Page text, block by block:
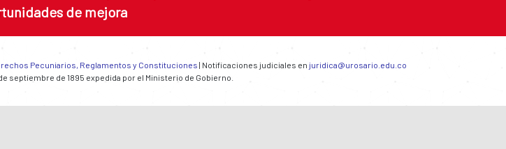
de mejora
Pecuniarios, Reglamentos y Constituciones | Notificaciones judiciales en juridica@urosario.edu.co
septiembre de 1895 expedida por el Ministerio de Gobierno.